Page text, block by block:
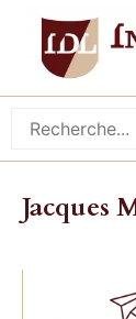
Jacques